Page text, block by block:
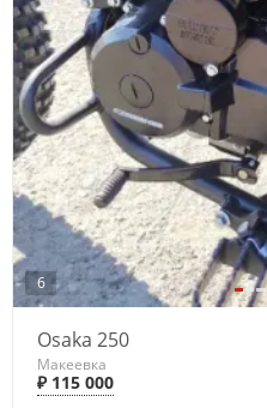
6
Osaka 250
Макеевка
₽ 115 000